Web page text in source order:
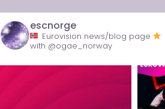
escnorge
Eurovision news/blog page
with @ogae_norway